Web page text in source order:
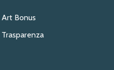
Art Bonus
Trasparenza